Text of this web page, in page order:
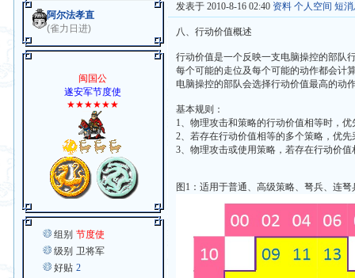
阿尔法孝直
(雀力日进)
闽国公
遂安军节度使
★★★★★★
组别 节度使
级别 卫将军
好贴 2
发表于 2010-8-16 02:40 资料 个人空间 短
八、行动价值概述
行动价值是一个反映一支电脑操控的部队
每个可能的走位及每个可能的动作都会计
电脑操控的部队会选择行动价值最高的动
基本规则：
1、物理攻击和策略的行动价值相等时，
2、若存在行动价值相等的多个策略，优
3、物理攻击或使用策略，若存在行动价
图1：适用于普通、高级策略、弩兵、连